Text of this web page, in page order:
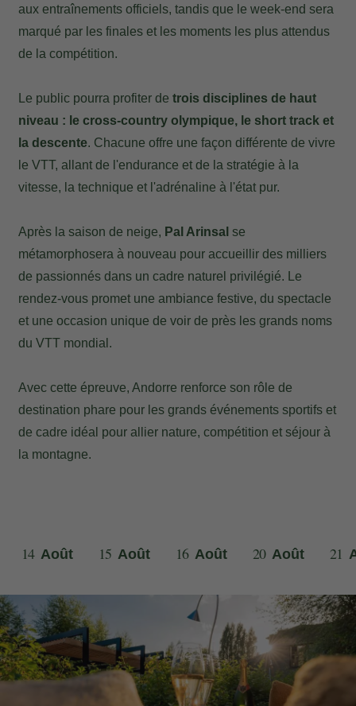
aux entraînements officiels, tandis que le week-end sera
marqué par les finales et les moments les plus attendus
de la compétition.
Le public pourra profiter de trois disciplines de haut
niveau : le cross-country olympique, le short track et
la descente. Chacune offre une façon différente de vivre
le VTT, allant de l'endurance et de la stratégie à la
vitesse, la technique et l'adrénaline à l'état pur.
Après la saison de neige, Pal Arinsal se
métamorphosera à nouveau pour accueillir des milliers
de passionnés dans un cadre naturel privilégié. Le
rendez-vous promet une ambiance festive, du spectacle
et une occasion unique de voir de près les grands noms
du VTT mondial.
Avec cette épreuve, Andorre renforce son rôle de
destination phare pour les grands événements sportifs et
de cadre idéal pour allier nature, compétition et séjour à
la montagne.
14 Août 15 Août 16 Août 20 Août 21